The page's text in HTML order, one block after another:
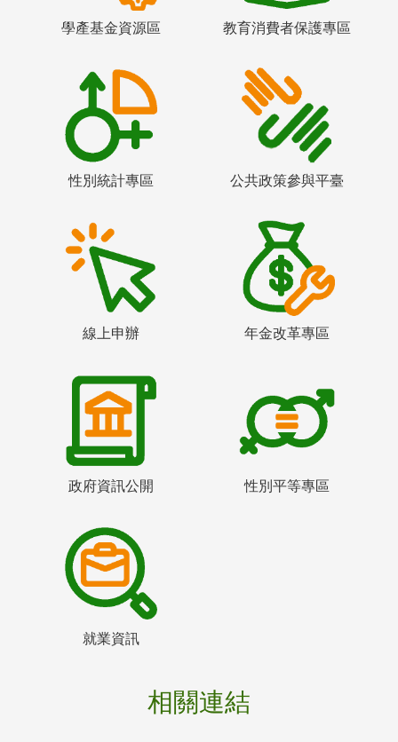
學產基金資源區 教育消費者保護專區
性別統計專區 公共政策參與平臺
線上申辦 年金改革專區
政府資訊公開 性別平等專區
就業資訊
相關連結